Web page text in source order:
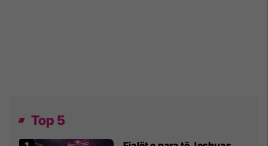
Top 5